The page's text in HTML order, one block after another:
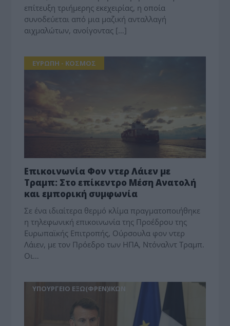
επίτευξη τριήμερης εκεχειρίας, η οποία
συνοδεύεται από μια μαζική ανταλλαγή
αιχμαλώτων, ανοίγοντας […]
ΕΥΡΩΠΗ - ΚΟΣΜΟΣ
Επικοινωνία Φον ντερ Λάιεν με
Τραμπ: Στο επίκεντρο Μέση Ανατολή
και εμπορική συμφωνία
Σε ένα ιδιαίτερα θερμό κλίμα πραγματοποιήθηκε
η τηλεφωνική επικοινωνία της Προέδρου της
Ευρωπαϊκής Επιτροπής, Ούρσουλα φον ντερ
Λάιεν, με τον Πρόεδρο των ΗΠΑ, Ντόναλντ Τραμπ.
Οι…
ΥΠΟΥΡΓΕΙΟ ΕΞΩ(ΦΡΕΝ)ΙΚΩΝ